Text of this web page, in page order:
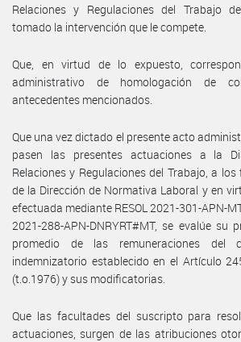
Relaciones y Regulaciones del Trabajo
tomado la intervención que le compete.
Que, en virtud de lo expuesto,
administrativo de homologación de
antecedentes mencionados.
Que una vez dictado el presente acto
pasen las presentes actuaciones a la
Relaciones y Regulaciones del Trabajo, a
de la Dirección de Normativa Laboral y en
efectuada mediante RESOL 2021-301-APN-
2021-288-APN-DNRYRT#MT, se evalúe su
promedio de las remuneraciones
indemnizatorio establecido en el Artículo
(t.o.1976) y sus modificatorias.
Que las facultades del suscripto para
actuaciones, surgen de las atribuciones